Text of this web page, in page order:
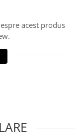
acest produs